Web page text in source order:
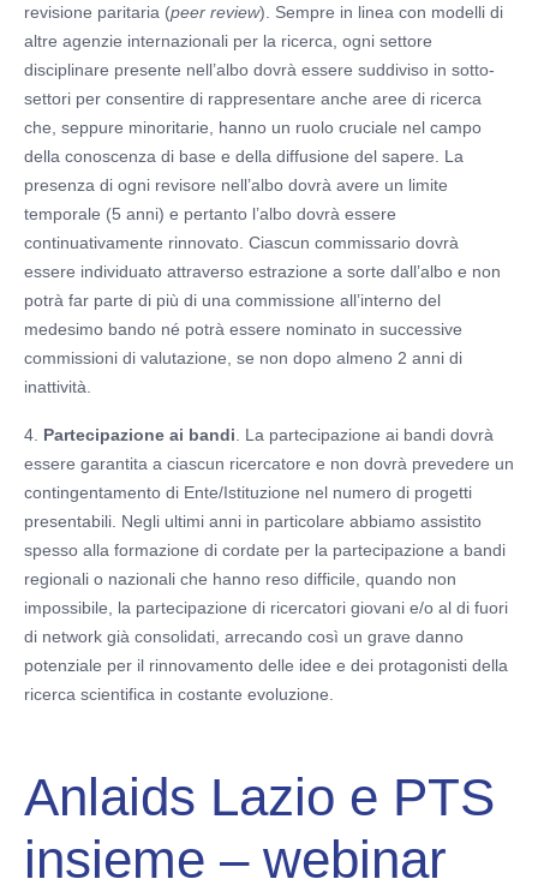
revisione paritaria (peer review). Sempre in linea con modelli di
altre agenzie internazionali per la ricerca, ogni settore
disciplinare presente nell’albo dovrà essere suddiviso in sotto-
settori per consentire di rappresentare anche aree di ricerca
che, seppure minoritarie, hanno un ruolo cruciale nel campo
della conoscenza di base e della diffusione del sapere. La
presenza di ogni revisore nell’albo dovrà avere un limite
temporale (5 anni) e pertanto l’albo dovrà essere
continuativamente rinnovato. Ciascun commissario dovrà
essere individuato attraverso estrazione a sorte dall’albo e non
potrà far parte di più di una commissione all’interno del
medesimo bando né potrà essere nominato in successive
commissioni di valutazione, se non dopo almeno 2 anni di
inattività.
4. Partecipazione ai bandi . La partecipazione ai bandi dovrà
essere garantita a ciascun ricercatore e non dovrà prevedere un
contingentamento di Ente/Istituzione nel numero di progetti
presentabili. Negli ultimi anni in particolare abbiamo assistito
spesso alla formazione di cordate per la partecipazione a bandi
regionali o nazionali che hanno reso difficile, quando non
impossibile, la partecipazione di ricercatori giovani e/o al di fuori
di network già consolidati, arrecando così un grave danno
potenziale per il rinnovamento delle idee e dei protagonisti della
ricerca scientifica in costante evoluzione.
Anlaids Lazio e PTS
insieme – webinar